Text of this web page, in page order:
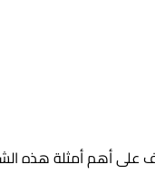
على أهم أمثلة هذه